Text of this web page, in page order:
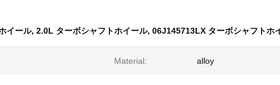
イール, 2.0L ターボシャフトホイール, 06J145713LX ターボシャフトホ
Material: alloy